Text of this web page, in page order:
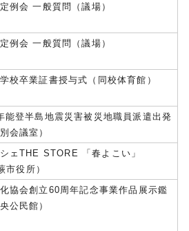
例会 一般質問（議場）
例会 一般質問（議場）
校卒業証書授与式（同校体育館）
能登半島地震災害被災地職員派遣出発
会議室）
ェTHE STORE 「春よこい」
市役所）
協会創立60周年記念事業作品展示鑑
公民館）